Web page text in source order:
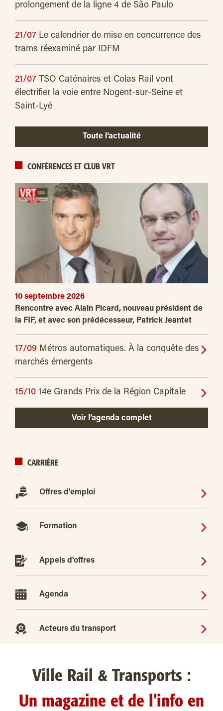
prolongement de la ligne 4 de São Paulo
21/07 Le calendrier de mise en concurrence des
trams réexaminé par IDFM
21/07 TSO Caténaires et Colas Rail vont
électrifier la voie entre Nogent-sur-Seine et
Saint-Lyé
Toute l’actualité
CONFÉRENCES ET CLUB VRT
10 septembre 2026
Rencontre avec Alain Picard, nouveau président de
la FIF, et avec son prédécesseur, Patrick Jeantet
17/09 Métros automatiques. À la conquête des
marchés émergents
15/10 14e Grands Prix de la Région Capitale
Voir l’agenda complet
CARRIÈRE
Offres d'emploi
Formation
Appels d'offres
Agenda
Acteurs du transport
Ville Rail & Transports :
Un magazine et de l'info en